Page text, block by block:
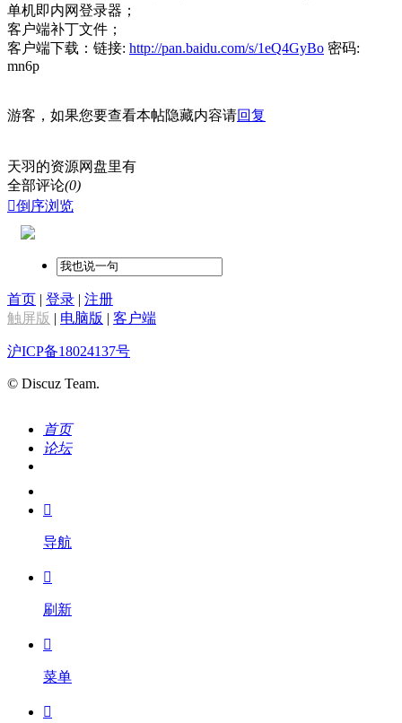
单机即内网登录器；
客户端补丁文件；
客户端下载： 链接: http://pan.baidu.com/s/1eQ4GyBo 密码:
mn6p
游客，如果您要查看本帖隐藏内容请回复
天羽的资源网盘里有
全部评论(0)
倒序浏览
首页 | 登录 | 注册
触屏版 | 电脑版 | 客户端
沪ICP备18024137号
© Discuz Team.
首页
论坛
我的

导航

刷新

菜单
